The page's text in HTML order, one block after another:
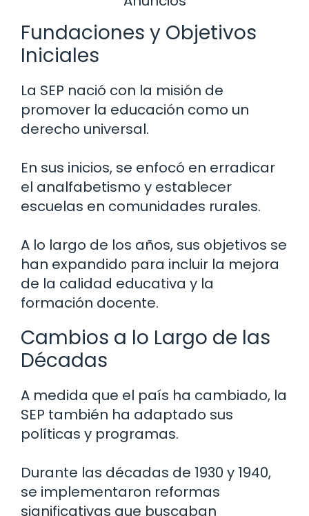
Fundaciones y Objetivos
Iniciales
La SEP nació con la misión de
promover la educación como un
derecho universal.
En sus inicios, se enfocó en erradicar
el analfabetismo y establecer
escuelas en comunidades rurales.
A lo largo de los años, sus objetivos se
han expandido para incluir la mejora
de la calidad educativa y la
formación docente.
Cambios a lo Largo de las
Décadas
A medida que el país ha cambiado, la
SEP también ha adaptado sus
políticas y programas.
Durante las décadas de 1930 y 1940,
se implementaron reformas
significativas que buscaban